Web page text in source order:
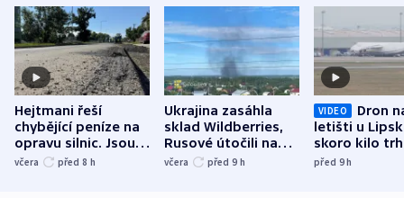
Hejtmani řeší
chybějící peníze na
opravu silnic. Jsou
nenárokové, namítá
včera před 8 h
Ukrajina zasáhla
sklad Wildberries,
Rusové útočili na
trh, hasiče či
včera před 9 h
VIDEO
Dron
letišti u
skoro kilo
indicie
před 9h